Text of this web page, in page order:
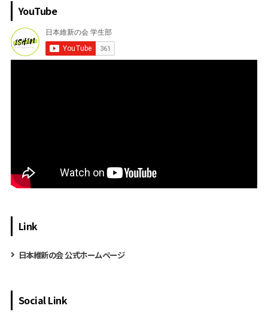
YouTube
Link
日本維新の会 公式ホームページ
Social Link